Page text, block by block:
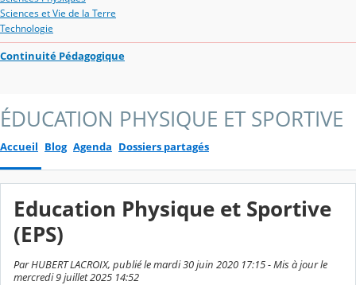
Sciences et Vie de la Terre
Technologie
Continuité Pédagogique
ÉDUCATION PHYSIQUE ET SPORTIVE
Accueil Blog Agenda Dossiers partagés
Education Physique et Sportive
(EPS)
Par HUBERT LACROIX, publié le mardi 30 juin 2020 17:15 - Mis à jour le
mercredi 9 juillet 2025 14:52